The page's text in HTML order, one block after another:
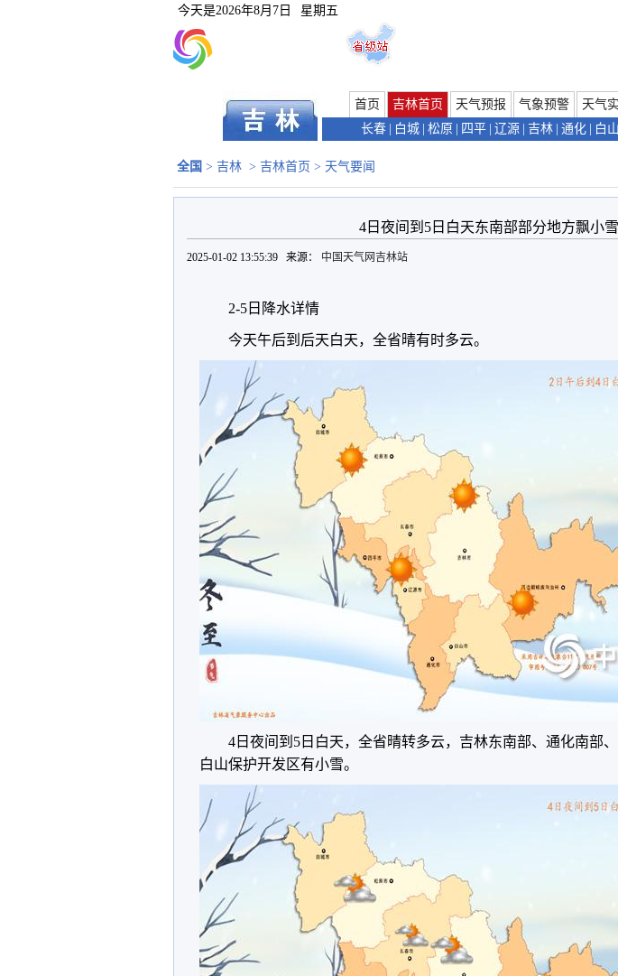
今天是2026年8月7日 星期五
首页 吉林首页 天气预报 气象预警 天气
长春
白城 松原 四平 辽源 吉林 通化 白山
全国 > 吉林 > 吉林首页 > 天气要闻
4日夜间到5日白天东南部部分地方飘小雪
2025-01-02 13:55:39 来源： 中国天气网吉林站
2-5日降水详情
今天午后到后天白天，全省晴有时多云。
4日夜间到5日白天，全省晴转多云，吉林东南部、通化南部
白山保护开发区有小雪。